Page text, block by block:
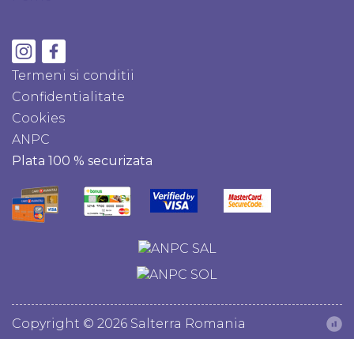
Termeni si conditii
Confidentialitate
Cookies
ANPC
Plata 100 % securizata
Copyright © 2026 Salterra Romania